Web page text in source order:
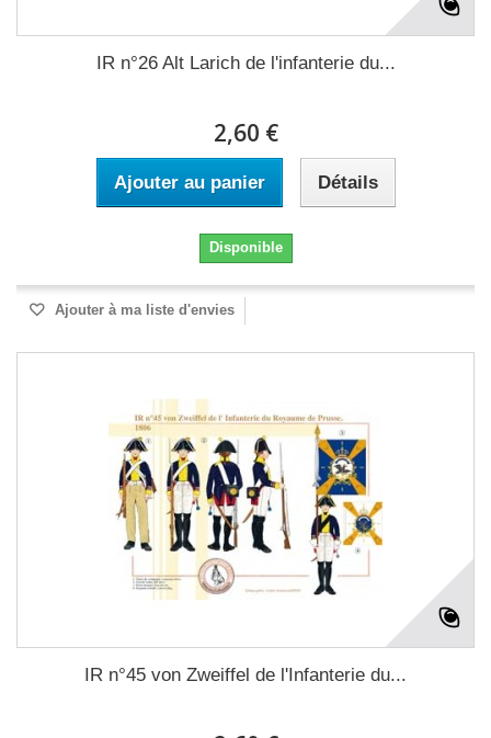
IR n°26 Alt Larich de l'infanterie du...
2,60 €
Ajouter au panier Détails
Disponible
Ajouter à ma liste d'envies
IR n°45 von Zweiffel de l'Infanterie du...